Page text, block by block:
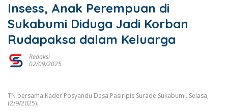
Insess, Anak Perempuan di
Sukabumi Diduga Jadi Korban
Rudapaksa dalam Keluarga
Redaksi
02/09/2025
TN bersama Kader Posyandu Desa Pasiripis Surade Sukabumi. Selasa,
(2/9/2025).